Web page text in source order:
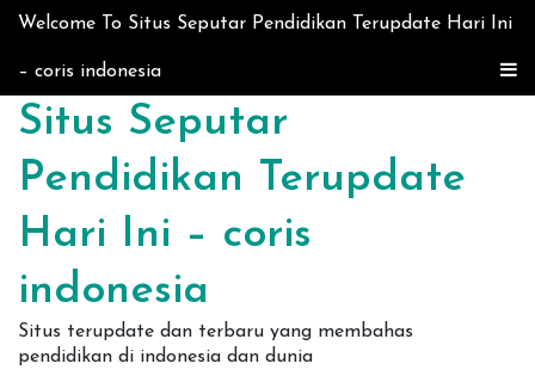
Skip to content
Welcome To Situs Seputar Pendidikan Terupdate Hari Ini
– coris indonesia
Situs Seputar
Pendidikan Terupdate
Hari Ini – coris
indonesia
Situs terupdate dan terbaru yang membahas
pendidikan di indonesia dan dunia